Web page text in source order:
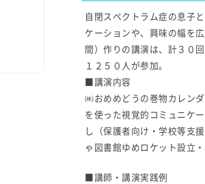
自閉スペクトラム症の息子
ケーションや、興味の幅を
間）作りの講演は、計３０
１２５０人が参加。
■講演内容
㈱おめめどうの巻物カレン
を使った視覚的コミュニケ
し（保護者向け・学校等支
ゃ図書館ゆめロケット設立
■講師・講演実践例